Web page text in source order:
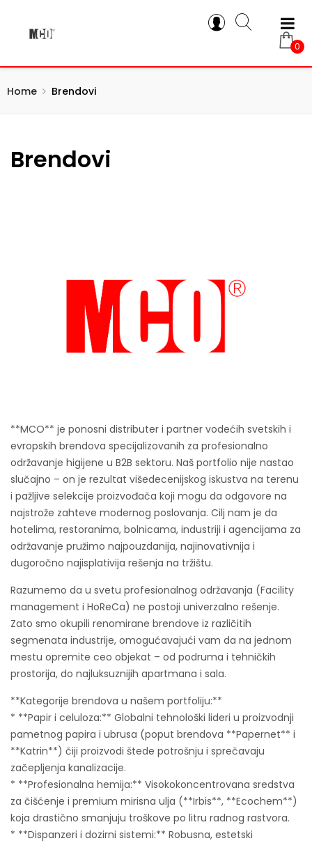
0
Home Brendovi
Brendovi
**MCO** je ponosni distributer i partner vodećih svetskih i
evropskih brendova specijalizovanih za profesionalno
održavanje higijene u B2B sektoru. Naš portfolio nije nastao
slučajno – on je rezultat višedecenijskog iskustva na terenu
i pažljive selekcije proizvođača koji mogu da odgovore na
najstrože zahteve modernog poslovanja. Cilj nam je da
hotelima, restoranima, bolnicama, industriji i agencijama za
održavanje pružimo najpouzdanija, najinovativnija i
dugoročno najisplativija rešenja na tržištu.
Razumemo da u svetu profesionalnog održavanja (Facility
management i HoReCa) ne postoji univerzalno rešenje.
Zato smo okupili renomirane brendove iz različitih
segmenata industrije, omogućavajući vam da na jednom
mestu opremite ceo objekat – od podruma i tehničkih
prostorija, do najluksuznijih apartmana i sala.
**Kategorije brendova u našem portfoliju:**
* **Papir i celuloza:** Globalni tehnološki lideri u proizvodnji
pametnog papira i ubrusa (poput brendova **Papernet** i
**Katrin**) čiji proizvodi štede potrošnju i sprečavaju
začepljenja kanalizacije.
* **Profesionalna hemija:** Visokokoncentrovana sredstva
za čišćenje i premium mirisna ulja (**Irbis**, **Ecochem**)
koja drastično smanjuju troškove po litru radnog rastvora.
* **Dispanzeri i dozirni sistemi:** Robusna, estetski